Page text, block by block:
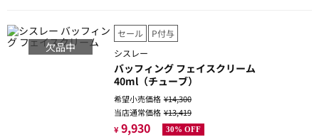
欠品中
セール
P付与
シスレー
バッフィング フェイスクリーム
40ml（チューブ）
希望小売価格¥14,300
当店通常価格¥13,419
¥ 9,930 30% OFF